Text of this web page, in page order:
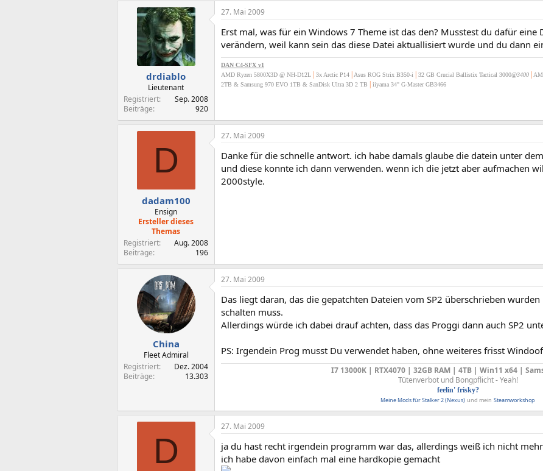
drdiablo
Lieutenant
Registriert
Sep. 2008
Beiträge
920
27. Mai 2009
Erst mal, was für ein Windows 7 Theme ist das den? Musstest du dafür eine
verändern, weil kann sein das diese Datei aktuallisiert wurde und du dann
DAN C4-SFX v1
AMD Ryzen 5800X3D @ NH-D12L | 3x Arctic P14 | Asus ROG Strix B350-i | 32 GB Crucial Ballistix Tactical 3000@3400 |
2TB & Samsung 970 EVO 1TB & SanDisk Ultra 3D 2 TB | iiyama 34" G-Master GB3466
D
dadam100
Ensign
Ersteller dieses
Themas
Registriert
Aug. 2008
Beiträge
196
27. Mai 2009
Danke für die schnelle antwort. ich habe damals glaube die datein unter
und diese konnte ich dann verwenden. wenn ich die jetzt aber aufmachen
2000style.
China
Fleet Admiral
Registriert
Dez. 2004
Beiträge
13.303
27. Mai 2009
Das liegt daran, das die gepatchten Dateien vom SP2 überschrieben
schalten muss.
Allerdings würde ich dabei drauf achten, dass das Proggi dann auch SP2
PS: Irgendein Prog musst Du verwendet haben, ohne weiteres frisst
I7 13000K | RTX4070 | 32GB RAM | 4TB | Win11 x64 |
Tütenverbot und Bongpflicht - Yeah!
feelin' frisky?
Meine Mods für Stalker 2 (Nexus) und mein Steamworkshop
D
27. Mai 2009
ja du hast recht irgendein programm war das, allerdings weiß ich nicht
ich habe davon einfach mal eine hardkopie gemacht